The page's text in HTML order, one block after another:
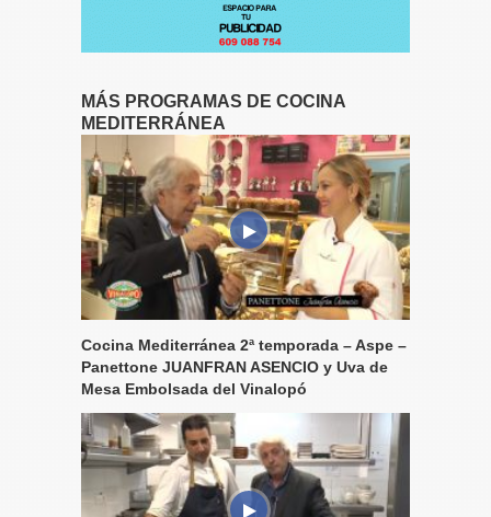
MÁS PROGRAMAS DE COCINA
MEDITERRÁNEA
Cocina Mediterránea 2ª temporada – Aspe –
Panettone JUANFRAN ASENCIO y Uva de
Mesa Embolsada del Vinalopó